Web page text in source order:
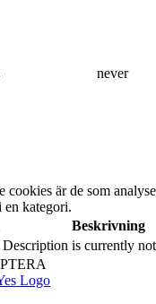
never
cookies är de som
en kategori.
Beskrivning
Description is currently